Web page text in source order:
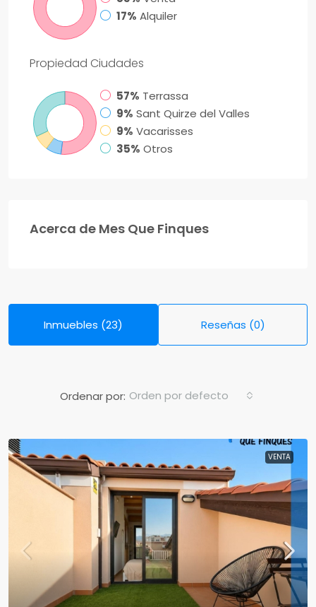
17% Alquiler
Propiedad Ciudades
57% Terrassa
9% Sant Quirze del Valles
9% Vacarisses
35% Otros
Acerca de Mes Que Finques
Inmuebles (23) Reseñas (0)
Ordenar por: Orden por defecto
VENTA